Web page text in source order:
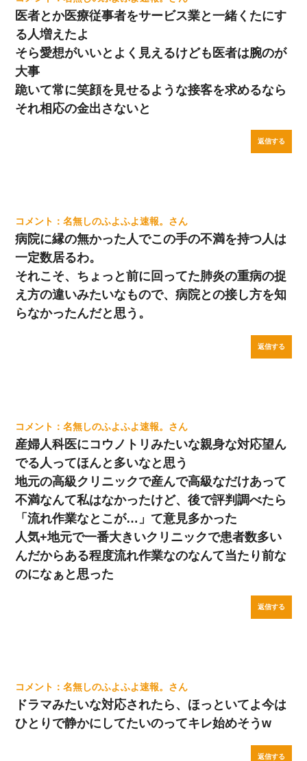
医者とか医療従事者をサービス業と一緒くたにす
る人増えたよ
そら愛想がいいとよく見えるけども医者は腕のが
大事
跪いて常に笑顔を見せるような接客を求めるなら
それ相応の金出さないと
返信する
名無しのふよふよ速報。
病院に縁の無かった人でこの手の不満を持つ人は
一定数居るわ。
それこそ、ちょっと前に回ってた肺炎の重病の捉
え方の違いみたいなもので、病院との接し方を知
らなかったんだと思う。
返信する
名無しのふよふよ速報。
産婦人科医にコウノトリみたいな親身な対応望ん
でる人ってほんと多いなと思う
地元の高級クリニックで産んで高級なだけあって
不満なんて私はなかったけど、後で評判調べたら
「流れ作業なとこが…」て意見多かった
人気+地元で一番大きいクリニックで患者数多い
んだからある程度流れ作業なのなんて当たり前な
のになぁと思った
返信する
名無しのふよふよ速報。
ドラマみたいな対応されたら、ほっといてよ今は
ひとりで静かにしてたいのってキレ始めそうw
返信する